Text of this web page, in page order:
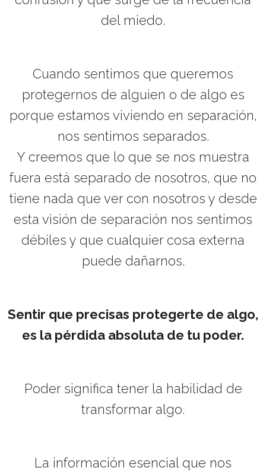
del miedo.
Cuando sentimos que queremos
protegernos de alguien o de algo es
porque estamos viviendo en separación,
nos sentimos separados.
Y creemos que lo que se nos muestra
fuera está separado de nosotros, que no
tiene nada que ver con nosotros y desde
esta visión de separación nos sentimos
débiles y que cualquier cosa externa
puede dañarnos.
Sentir que precisas protegerte de algo,
es la pérdida absoluta de tu poder.
Poder significa tener la habilidad de
transformar algo.
La información esencial que nos